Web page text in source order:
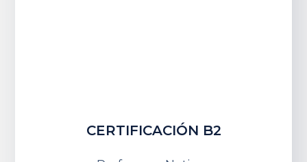
CERTIFICACIÓN B2